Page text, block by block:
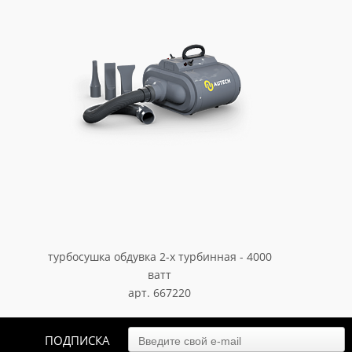
турбосушка обдувка 2-х турбинная - 4000
ватт
арт. 667220
19 837.65₽
ПОДПИСКА